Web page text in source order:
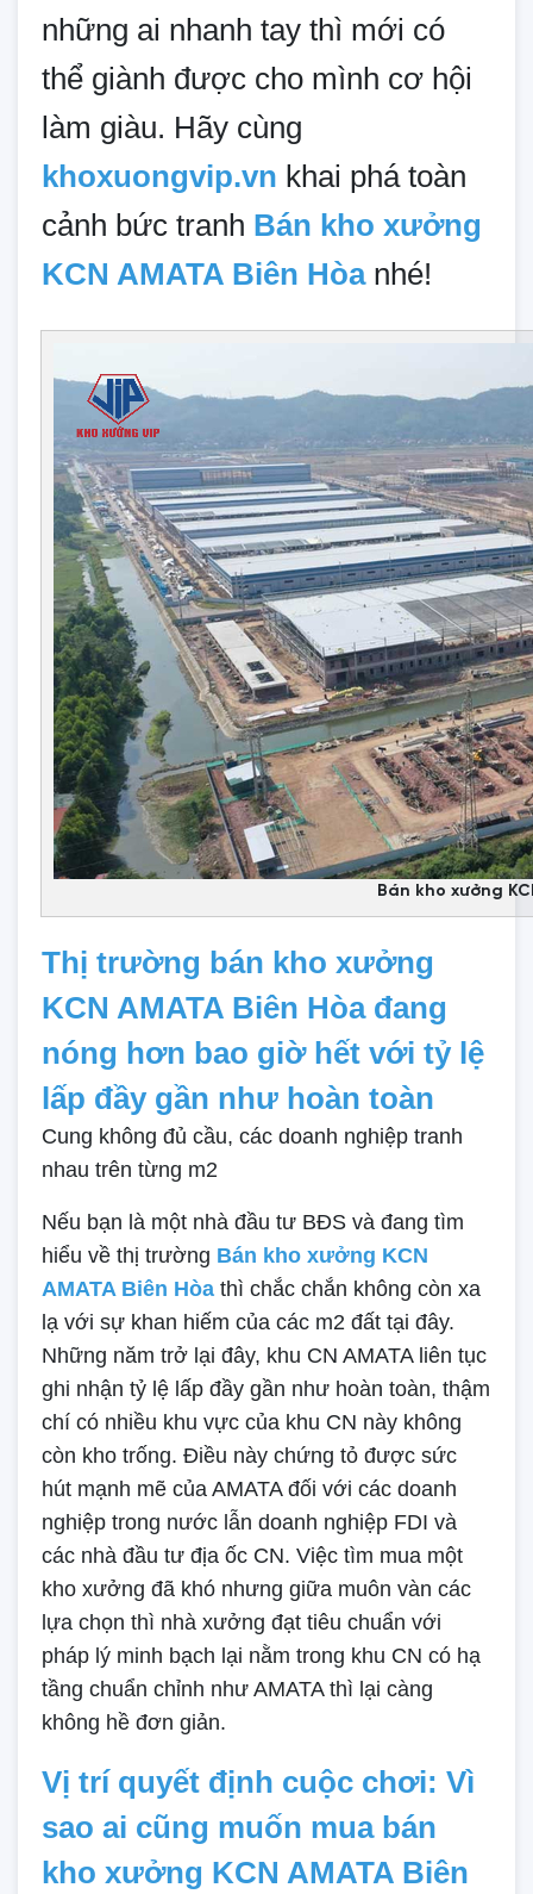
những ai nhanh tay thì mới có
thể giành được cho mình cơ hội
làm giàu. Hãy cùng
khoxuongvip.vn khai phá toàn
cảnh bức tranh Bán kho xưởng
KCN AMATA Biên Hòanhé!
Bán kho xưởng
Thị trường bán kho xưởng
KCN AMATA Biên Hòa đang
nóng hơn bao giờ hết với tỷ lệ
lấp đầy gần như hoàn toàn
Cung không đủ cầu, các doanh nghiệp tranh
nhau trên từng m2
Nếu bạn là một nhà đầu tư BĐS và đang tìm
hiểu về thị trường Bán kho xưởng KCN
AMATA Biên Hòa thì chắc chắn không còn xa
lạ với sự khan hiếm của các m2 đất tại đây.
Những năm trở lại đây, khu CN AMATA liên tục
ghi nhận tỷ lệ lấp đầy gần như hoàn toàn, thậm
chí có nhiều khu vực của khu CN này không
còn kho trống. Điều này chứng tỏ được sức
hút mạnh mẽ của AMATA đối với các doanh
nghiệp trong nước lẫn doanh nghiệp FDI và
các nhà đầu tư địa ốc CN. Việc tìm mua một
kho xưởng đã khó nhưng giữa muôn vàn các
lựa chọn thì nhà xưởng đạt tiêu chuẩn với
pháp lý minh bạch lại nằm trong khu CN có hạ
tầng chuẩn chỉnh như AMATA thì lại càng
không hề đơn giản.
Vị trí quyết định cuộc chơi: Vì
sao ai cũng muốn mua bán
kho xưởng KCN AMATA Biên